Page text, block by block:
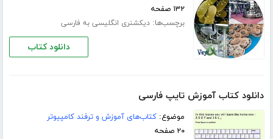
۱۳۲ صفحه
برچسب‌ها:دیکشنری انگلیسی به فارسی
دانلود کتاب
دانلود کتاب آموزش تایپ فارسی
موضوع:کتاب‌های آموزش و ترفند کامپیوتر
۲۰ صفحه